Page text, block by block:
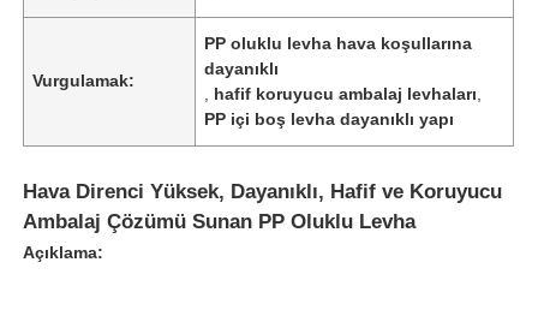
Vurgulamak:
PP oluklu levha hava koşullarına
dayanıklı
hafif koruyucu ambalaj levhaları
PP içi boş levha dayanıklı yapı
Hava Direnci Yüksek, Dayanıklı, Hafif ve Koruyucu
Ambalaj Çözümü Sunan PP Oluklu Levha
Açıklama: